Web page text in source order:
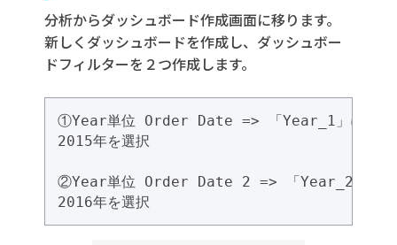
分析からダッシュボード作成画面に移ります。
新しくダッシュボードを作成し、ダッシュボー
ドフィルターを２つ作成します。
①Year単位 Order Date => 「Year_1」に
②Year単位 Order Date 2 => 「Year_2」に
2016年を選択